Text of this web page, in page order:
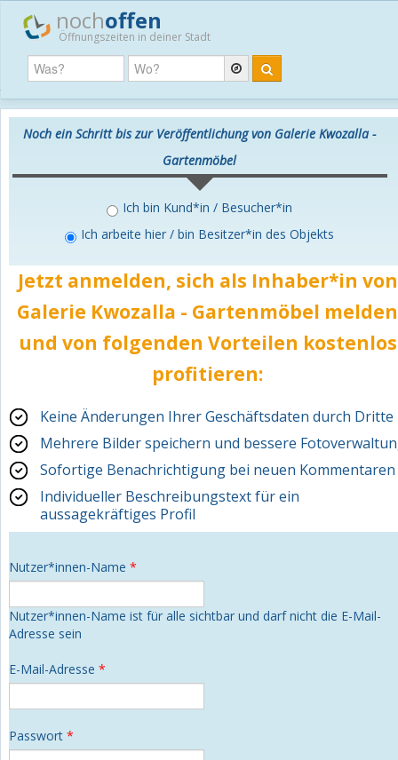
nochoffen
Öffnungszeiten in deiner Stadt
Noch ein Schritt bis zur Veröffentlichung von Galerie Kwozalla -
Gartenmöbel
Ich bin Kund*in / Besucher*in
Ich arbeite hier / bin Besitzer*in des Objekts
Jetzt anmelden, sich als Inhaber*in von
Galerie Kwozalla - Gartenmöbel melden
und von folgenden Vorteilen kostenlos
profitieren:
Keine Änderungen Ihrer Geschäftsdaten durch Dritte
Mehrere Bilder speichern und bessere
Sofortige Benachrichtigung bei neuen Kommentaren
Individueller Beschreibungstext für ein
aussagekräftiges Profil
Nutzer*innen-Name *
Nutzer*innen-Name ist für alle sichtbar und darf nicht die E-Mail-
Adresse sein
E-Mail-Adresse *
Passwort *